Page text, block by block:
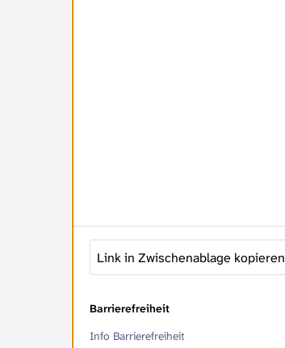
Link in Zwischenablage kopieren
Barrierefreiheit
Info Barrierefreiheit